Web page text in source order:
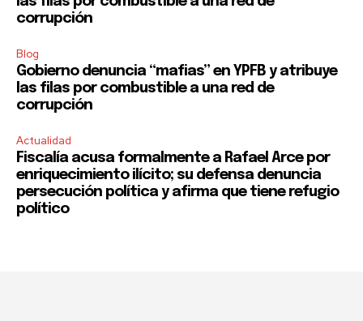
corrupción
Blog
Gobierno denuncia “mafias” en YPFB y atribuye
las filas por combustible a una red de
corrupción
Actualidad
Fiscalía acusa formalmente a Rafael Arce por
enriquecimiento ilícito; su defensa denuncia
persecución política y afirma que tiene refugio
político